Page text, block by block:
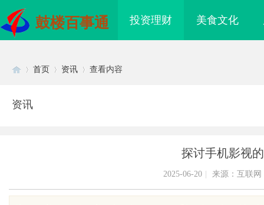
鼓楼百事通 投资理财 美食文化
首页 资讯 查看内容
资讯
探讨手机影视
2025-06-20 来源：互联网